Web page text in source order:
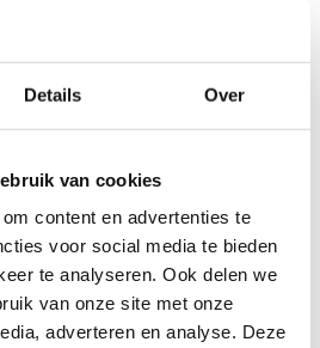
Details Over
van cookies
content en advertenties te
voor social media te bieden
te analyseren. Ook delen we
van onze site met onze
adverteren en analyse. Deze
Scruffs
Champagne M
Vergelijk
Het Scruffs Alpine Box ...
€44,99
Incl. btw